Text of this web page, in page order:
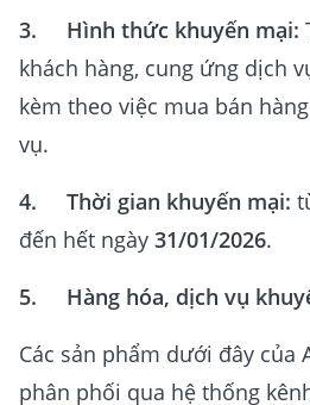
3. Hình thức khuyến mại:
khách hàng, cung ứng dịch
kèm theo việc mua bán
vụ.
4. Thời gian khuyến mại:
đến hết ngày 31/01/2026.
5. Hàng hóa, dịch vụ
Các sản phẩm dưới đây của
phân phối qua hệ thống